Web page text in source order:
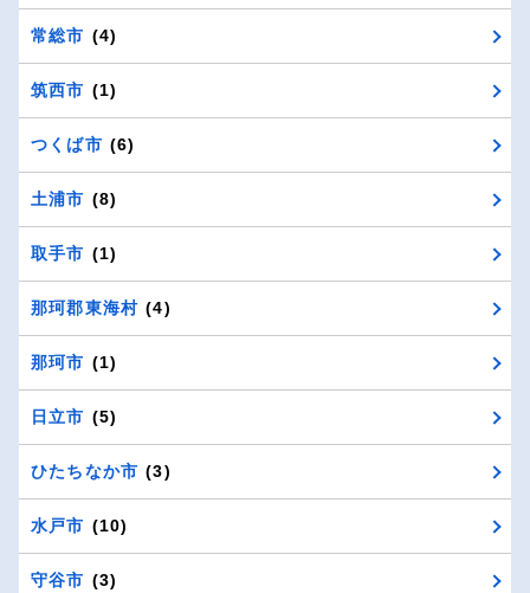
常総市 (4)
筑西市 (1)
つくば市 (6)
土浦市 (8)
取手市 (1)
那珂郡東海村 (4)
那珂市 (1)
日立市 (5)
ひたちなか市 (3)
水戸市 (10)
守谷市 (3)